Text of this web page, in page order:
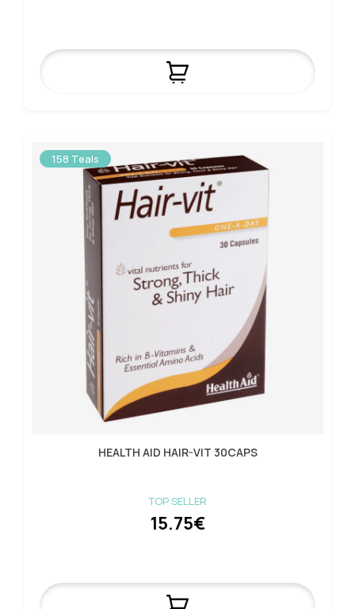
158 Teals
HEALTH AID HAIR-VIT 30CAPS
TOP SELLER
15.75€